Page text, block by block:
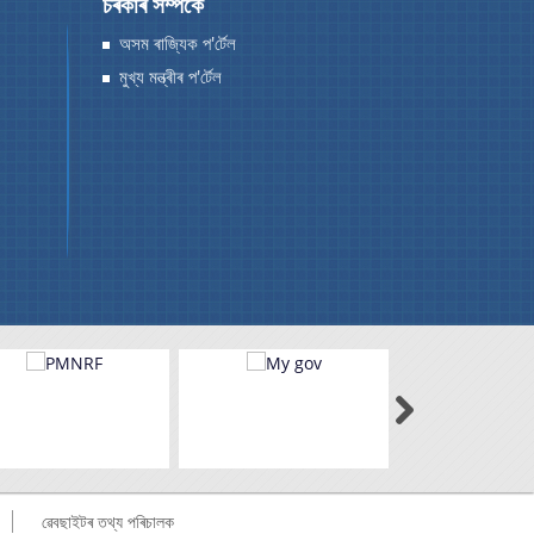
অসম ৰাজ্যিক প'ৰ্টেল
মুখ্য মন্ত্ৰীৰ প'ৰ্টেল
ৱেবছাইটৰ তথ্য পৰিচালক